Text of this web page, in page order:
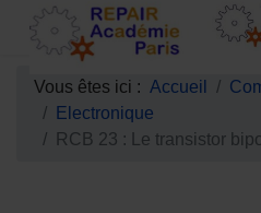
Vous êtes ici : Accueil
Electronique
RCB 23 : Le transistor